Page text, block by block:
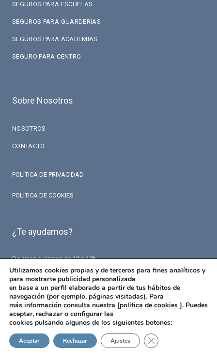
SEGUROS PARA ESCUELAS
SEGUROS PARA GUARDERIAS
SEGUROS PARA ACADEMIAS
SEGURO PARA CENTRO
Sobre Nosotros
NOSOTROS
CONTACTO
POLÍTICA DE PRIVACIDAD
POLÍTICA DE COOKIES
¿Te ayudamos?
De lunes a viernes de 10 a 18h.
T. 93 426 84 84
F. 93 426 18 87
info@fermaseguros.com
Avinguda de Mistral 10
Entresuelo – 6 puerta
08015 Barcelona
Utilizamos cookies propias y de terceros para fines analíticos y
para mostrarte publicidad personalizada
en base a un perfil elaborado a partir de tus hábitos de
navegación (por ejemplo, páginas visitadas). Para
más información consulta nuestra [política de cookies ]. Puedes
aceptar, rechazar o configurar las
cookies pulsando algunos de los siguientes botones:
Aceptar Rechazar Ajustes Cerrar el banner de